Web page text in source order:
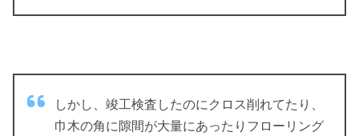
しかし、竣工検査したのにクロス削れてたり、
巾木の角に隙間が大量にあったりフローリング